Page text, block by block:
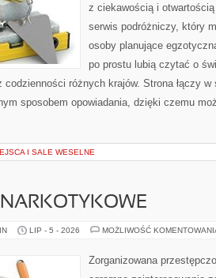
z ciekawością i
serwis podróżniczy, który
osoby planujące
po prostu lubią czytać o
codzienności różnych krajów. Strona łączy
sposobem opowiadania, dzięki czemu
I SALE WESELNE
LIP - 5 - 2026 MOŻLIWOŚĆ
Zorganizowana